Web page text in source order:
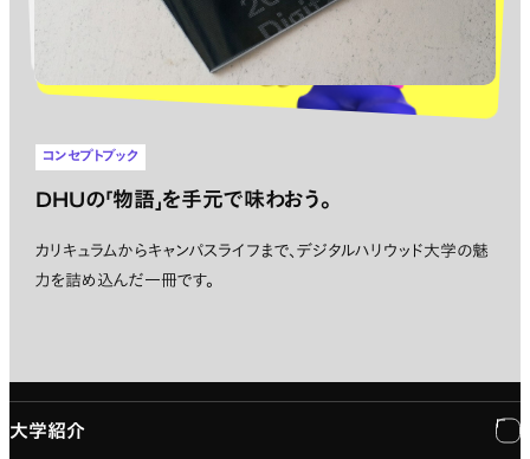
コンセプトブック
DHUの「物語」を手元で味わおう。
カリキュラムからキャンパスライフまで、デジタルハリウッド大学の魅
力を詰め込んだ一冊です。
大学紹介